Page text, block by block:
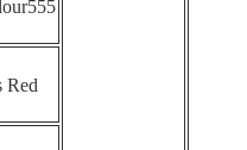
Red